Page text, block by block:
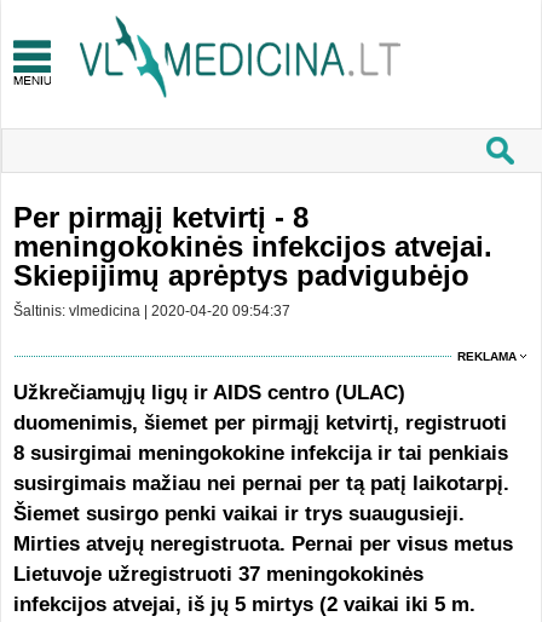
Per pirmąjį ketvirtį - 8
meningokokinės infekcijos atvejai.
Skiepijimų aprėptys padvigubėjo
Šaltinis: vlmedicina | 2020-04-20 09:54:37
REKLAMA
Užkrečiamųjų ligų ir AIDS centro (ULAC)
duomenimis, šiemet per pirmąjį ketvirtį, registruoti
8 susirgimai meningokokine infekcija ir tai penkiais
susirgimais mažiau nei pernai per tą patį laikotarpį.
Šiemet susirgo penki vaikai ir trys suaugusieji.
Mirties atvejų neregistruota. Pernai per visus metus
Lietuvoje užregistruoti 37 meningokokinės
infekcijos atvejai, iš jų 5 mirtys (2 vaikai iki 5 m.